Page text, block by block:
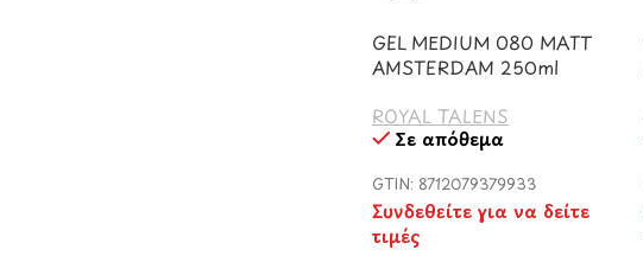
GEL MEDIUM 080 MATT
AMSTERDAM 250ml
ROYAL TALENS
Σε απόθεμα
GTIN: 8712079379933
Συνδεθείτε για να δείτε
τιμές